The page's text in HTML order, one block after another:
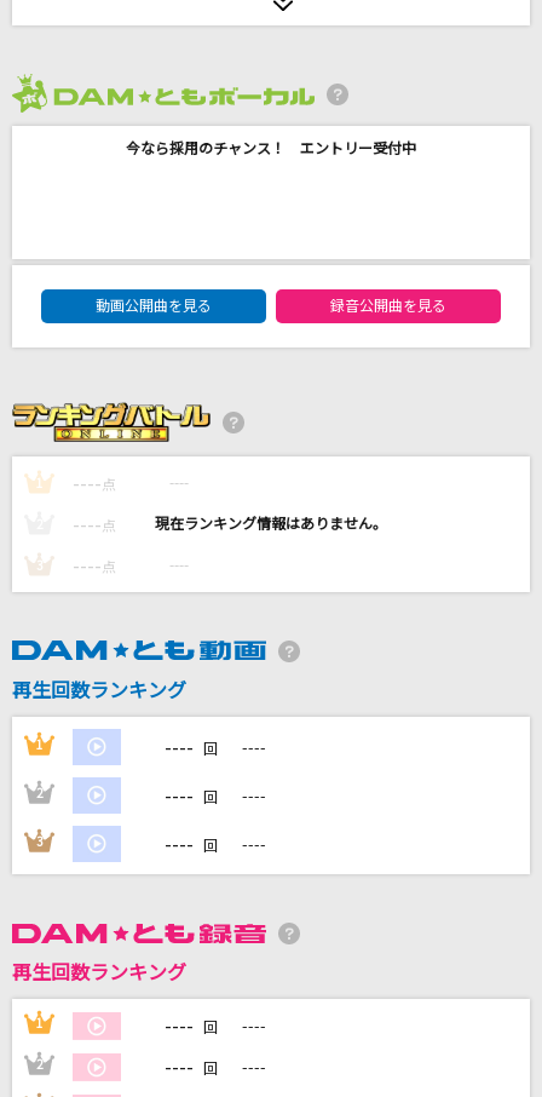
まちぶせ
サザンオールスターズ
栄光の男
This is LAST
[生音]歌うたいのバラッド
[良音]Colors of the Heart
≠ME
カラオケ最新情報をチェック！
今なら採用のチャンス！ エントリー受付中
DAM★ともボーカルエントリーランキング
動画公開曲を見る
録音公開曲を見る
1 ---- 点 ----
---- 点 ----
3 ---- 点 ----
再生回数ランキング
1 ---- 回 ----
2 ---- 回 ----
3 ---- 回 ----
再生回数ランキング
1 ---- 回 ----
2 ---- 回 ----